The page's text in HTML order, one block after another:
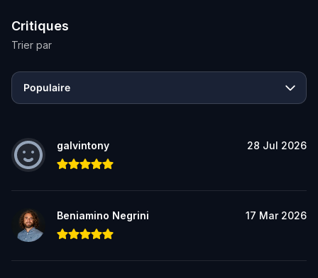
Critiques
Trier par
Populaire
galvintony 28 Jul 2026
Beniamino Negrini 17 Mar 2026